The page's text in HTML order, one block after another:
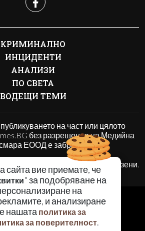
сайта вие приемате, че
" за подобряване на
на
и анализиране
нашата политика за
за поверителност.
КРИМИНАЛНО
ИНЦИДЕНТИ
АНАЛИЗИ
ПО СВЕТА
ВОДЕЩИ ТЕМИ
на част или цялото
без разрешение на Медийна
ЕООД е забранено.
| Crimes.BG. Всички права запазени.
РЕКЛАМА
КОНТАКТИ
ОБЩИ УСЛОВИЯ